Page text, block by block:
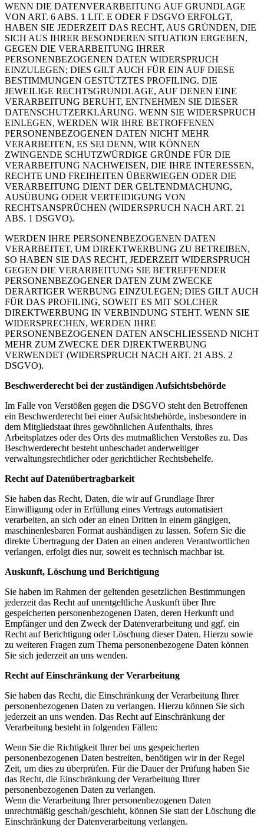
WENN DIE DATENVERARBEITUNG AUF GRUNDLAGE
VON ART. 6 ABS. 1 LIT. E ODER F DSGVO ERFOLGT,
HABEN SIE JEDERZEIT DAS RECHT, AUS GRÜNDEN, DIE
SICH AUS IHRER BESONDEREN SITUATION ERGEBEN,
GEGEN DIE VERARBEITUNG IHRER
PERSONENBEZOGENEN DATEN WIDERSPRUCH
EINZULEGEN; DIES GILT AUCH FÜR EIN AUF DIESE
BESTIMMUNGEN GESTÜTZTES PROFILING. DIE
JEWEILIGE RECHTSGRUNDLAGE, AUF DENEN EINE
VERARBEITUNG BERUHT, ENTNEHMEN SIE DIESER
DATENSCHUTZERKLÄRUNG. WENN SIE WIDERSPRUCH
EINLEGEN, WERDEN WIR IHRE BETROFFENEN
PERSONENBEZOGENEN DATEN NICHT MEHR
VERARBEITEN, ES SEI DENN, WIR KÖNNEN
ZWINGENDE SCHUTZWÜRDIGE GRÜNDE FÜR DIE
VERARBEITUNG NACHWEISEN, DIE IHRE INTERESSEN,
RECHTE UND FREIHEITEN ÜBERWIEGEN ODER DIE
VERARBEITUNG DIENT DER GELTENDMACHUNG,
AUSÜBUNG ODER VERTEIDIGUNG VON
RECHTSANSPRÜCHEN (WIDERSPRUCH NACH ART. 21
ABS. 1 DSGVO).
WERDEN IHRE PERSONENBEZOGENEN DATEN
VERARBEITET, UM DIREKTWERBUNG ZU BETREIBEN,
SO HABEN SIE DAS RECHT, JEDERZEIT WIDERSPRUCH
GEGEN DIE VERARBEITUNG SIE BETREFFENDER
PERSONENBEZOGENER DATEN ZUM ZWECKE
DERARTIGER WERBUNG EINZULEGEN; DIES GILT AUCH
FÜR DAS PROFILING, SOWEIT ES MIT SOLCHER
DIREKTWERBUNG IN VERBINDUNG STEHT. WENN SIE
WIDERSPRECHEN, WERDEN IHRE
PERSONENBEZOGENEN DATEN ANSCHLIESSEND NICHT
MEHR ZUM ZWECKE DER DIREKTWERBUNG
VERWENDET (WIDERSPRUCH NACH ART. 21 ABS. 2
DSGVO).
Beschwerderecht bei der zuständigen Aufsichtsbehörde
Im Falle von Verstößen gegen die DSGVO steht den Betroffenen
ein Beschwerderecht bei einer Aufsichtsbehörde, insbesondere in
dem Mitgliedstaat ihres gewöhnlichen Aufenthalts, ihres
Arbeitsplatzes oder des Orts des mutmaßlichen Verstoßes zu. Das
Beschwerderecht besteht unbeschadet anderweitiger
verwaltungsrechtlicher oder gerichtlicher Rechtsbehelfe.
Recht auf Datenübertragbarkeit
Sie haben das Recht, Daten, die wir auf Grundlage Ihrer
Einwilligung oder in Erfüllung eines Vertrags automatisiert
verarbeiten, an sich oder an einen Dritten in einem gängigen,
maschinenlesbaren Format aushändigen zu lassen. Sofern Sie die
direkte Übertragung der Daten an einen anderen Verantwortlichen
verlangen, erfolgt dies nur, soweit es technisch machbar ist.
Auskunft, Löschung und Berichtigung
Sie haben im Rahmen der geltenden gesetzlichen Bestimmungen
jederzeit das Recht auf unentgeltliche Auskunft über Ihre
gespeicherten personenbezogenen Daten, deren Herkunft und
Empfänger und den Zweck der Datenverarbeitung und ggf. ein
Recht auf Berichtigung oder Löschung dieser Daten. Hierzu sowie
zu weiteren Fragen zum Thema personenbezogene Daten können
Sie sich jederzeit an uns wenden.
Recht auf Einschränkung der Verarbeitung
Sie haben das Recht, die Einschränkung der Verarbeitung Ihrer
personenbezogenen Daten zu verlangen. Hierzu können Sie sich
jederzeit an uns wenden. Das Recht auf Einschränkung der
Verarbeitung besteht in folgenden Fällen:
Wenn Sie die Richtigkeit Ihrer bei uns gespeicherten
personenbezogenen Daten bestreiten, benötigen wir in der Regel
Zeit, um dies zu überprüfen. Für die Dauer der Prüfung haben Sie
das Recht, die Einschränkung der Verarbeitung Ihrer
personenbezogenen Daten zu verlangen.
Wenn die Verarbeitung Ihrer personenbezogenen Daten
unrechtmäßig geschah/geschieht, können Sie statt der Löschung die
Einschränkung der Datenverarbeitung verlangen.